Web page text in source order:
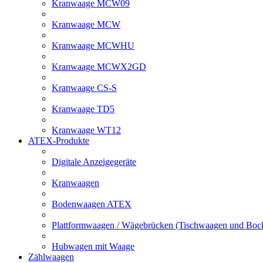
Kranwaage MCW09
Kranwaage MCW
Kranwaage MCWHU
Kranwaage MCWX2GD
Kranwaage CS-S
Kranwaage TD5
Kranwaage WT12
ATEX-Produkte
Digitale Anzeigegeräte
Kranwaagen
Bodenwaagen ATEX
Plattformwaagen / Wägebrücken (Tischwaagen und
Hubwagen mit Waage
Zählwaagen